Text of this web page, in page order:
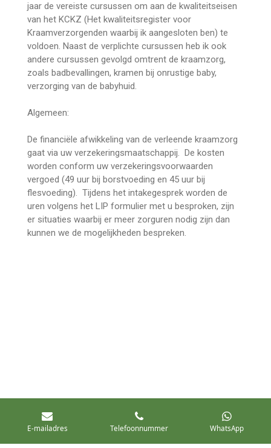
jaar de vereiste cursussen om aan de kwaliteitseisen
van het KCKZ (Het kwaliteitsregister voor
Kraamverzorgenden waarbij ik aangesloten ben) te
voldoen. Naast de verplichte cursussen heb ik ook
andere cursussen gevolgd omtrent de kraamzorg,
zoals badbevallingen, kramen bij onrustige baby,
verzorging van de babyhuid.
Algemeen:
De financiële afwikkeling van de verleende kraamzorg
gaat via uw verzekeringsmaatschappij. De kosten
worden conform uw verzekeringsvoorwaarden
vergoed (49 uur bij borstvoeding en 45 uur bij
flesvoeding). Tijdens het intakegesprek worden de
uren volgens het LIP formulier met u besproken, zijn
er situaties waarbij er meer zorguren nodig zijn dan
kunnen we de mogelijkheden bespreken.
E-mailadres Telefoonnummer WhatsApp